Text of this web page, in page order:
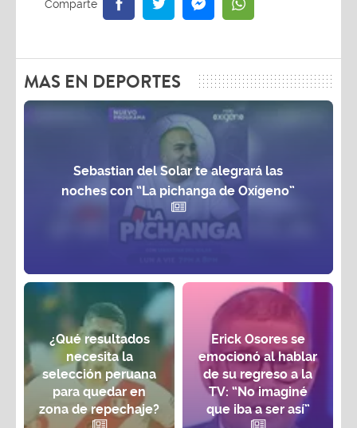
MAS EN DEPORTES
Sebastian del Solar te alegrará las
noches con “La pichanga de Oxígeno”
¿Qué resultados
necesita la
selección peruana
para quedar en
zona de repechaje?
Erick Osores se
emocionó al hablar
de su regreso a la
TV: “No imaginé
que iba a ser así”